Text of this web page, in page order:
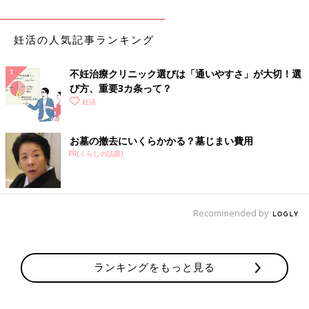
妊活の人気記事ランキング
不妊治療クリニック選びは「通いやすさ」が大切！選
び方、重要3カ条って？
妊活
お墓の撤去にいくらかかる？墓じまい費用
PR(くらしの話題)
Recommended by
ランキングをもっと見る